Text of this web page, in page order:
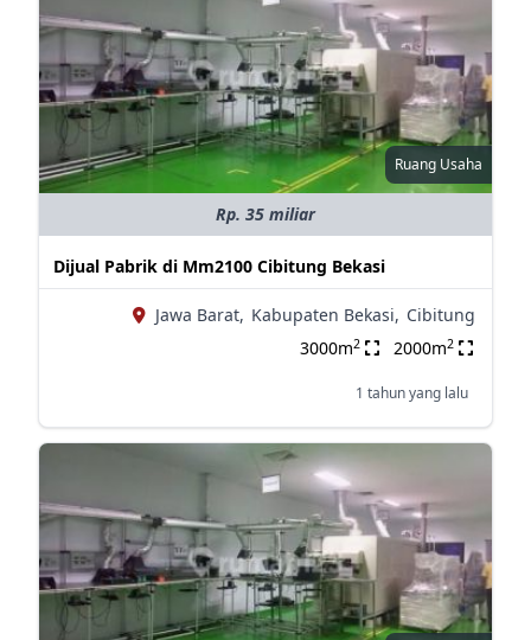
Ruang Usaha
Rp. 35 miliar
Dijual Pabrik di Mm2100 Cibitung Bekasi
Jawa Barat, Kabupaten Bekasi, Cibitung
3000m2 2000m2
1 tahun yang lalu